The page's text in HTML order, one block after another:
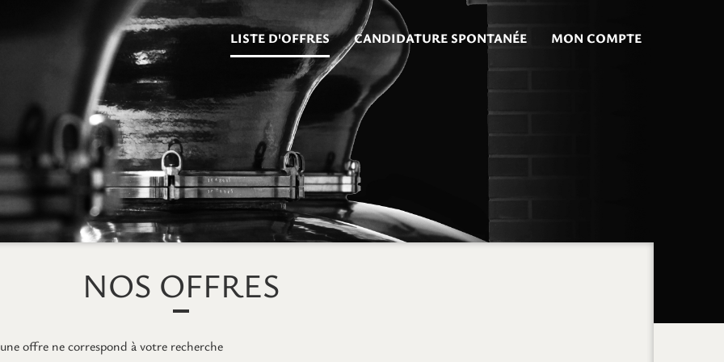
LISTE D'OFFRES CANDIDATURE SPONTANÉE MON COMPTE
NOS OFFRES
offre ne correspond à votre recherche